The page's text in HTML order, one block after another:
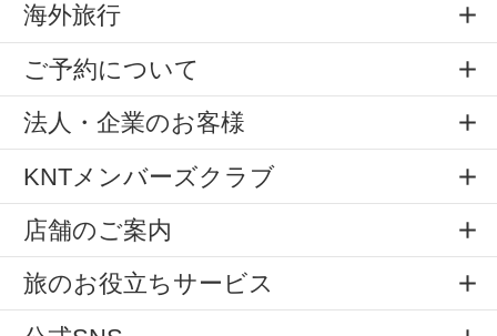
海外旅行
ご予約について
法人・企業のお客様
KNTメンバーズクラブ
店舗のご案内
旅のお役立ちサービス